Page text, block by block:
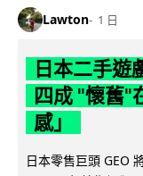
Lawton 1 日
日本二手遊
四成 "懷舊"
感」
日本零售巨頭 GEO